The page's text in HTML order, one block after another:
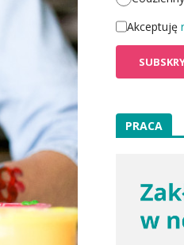
Akceptuję
PRACA